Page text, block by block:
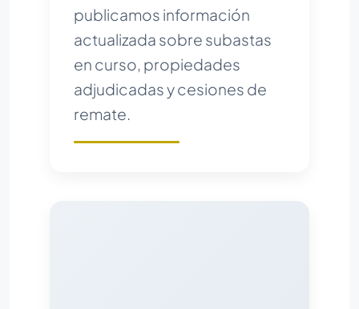
publicamos información
actualizada sobre subastas
en curso, propiedades
adjudicadas y cesiones de
remate.